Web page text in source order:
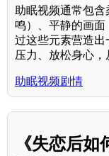
助眠视频通常包
鸣）、平静的画面
过这些元素营造
压力、放松身心，
助眠视频剧情
《失恋后